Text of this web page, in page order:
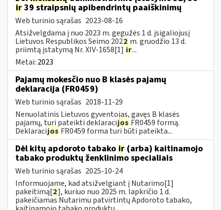
ir 39 straipsnių apibendrintų paaiškinimų
Web turinio sąrašas 2023-08-16
Atsižvelgdama į nuo 2023 m. gegužės 1 d. įsigaliojusį
Lietuvos Respublikos Seimo 2022 m. gruodžio 13 d.
priimtą įstatymą Nr. XIV-1658[1]ir...
Metai: 2023
Pajamų mokesčio nuo B klasės pajamų
deklaracija (FR0459)
Web turinio sąrašas 2018-11-29
Nenuolatinis Lietuvos gyventojas, gavęs B klasės
pajamų, turi pateikti deklaracijos FR0459 formą.
Deklaracijos FR0459 forma turi būti pateikta...
Dėl kitų apdoroto tabako ir (arba) kaitinamojo
tabako produktų ženklinimo specialiais
Web turinio sąrašas 2025-10-24
Informuojame, kad atsižvelgiant į Nutarimo[1]
pakeitimą[2], kuriuo nuo 2025 m. lapkričio 1 d.
pakeičiamas Nutarimu patvirtintų Apdoroto tabako,